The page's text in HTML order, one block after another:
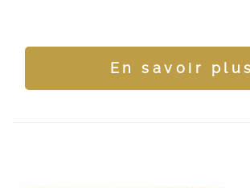
En savoir plus